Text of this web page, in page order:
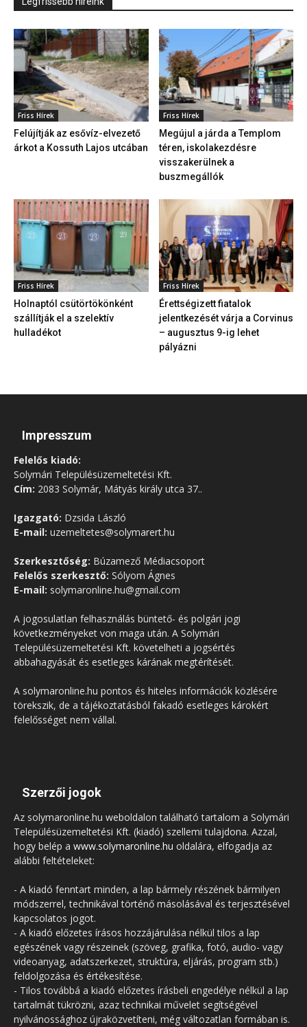
Friss Hírek
Felújítják az esővíz-elvezető
árkot a Kossuth Lajos utcában
Friss Hírek
Megújul a járda a Templom
téren, iskolakezdésre
visszakerülnek a
buszmegállók
Friss Hírek
Holnaptól csütörtökönként
szállítják el a szelektív
hulladékot
Friss Hírek
Érettségizett fiatalok
jelentkezését várja a Corvinus
– augusztus 9-ig lehet
pályázni
Impresszum
Felelős kiadó:
Solymári Településüzemeltetési Kft.
Cím: 2083 Solymár, Mátyás király utca 37..
Igazgató: Dzsida László
E-mail: uzemeltetes@solymarert.hu
Szerkesztőség: Búzamező Médiacsoport
Felelős szerkesztő: Sólyom Ágnes
E-mail: solymaronline.hu@gmail.com
A jogosulatlan felhasználás büntető- és polgári jogi
következményeket von maga után. A Solymári
Településüzemeltetési Kft. követelheti a jogsértés
abbahagyását és esetleges kárának megtérítését.
A solymaronline.hu pontos és hiteles információk közlésére
törekszik, de a tájékoztatásból fakadó esetleges károkért
felelősséget nem vállal.
Szerzői jogok
Az solymaronline.hu weboldalon található tartalom a Solymári
Településüzemeltetési Kft. (kiadó) szellemi tulajdona. Azzal,
hogy belép a www.solymaronline.hu oldalára, elfogadja az
alábbi feltételeket:
- A kiadó fenntart minden, a lap bármely részének bármilyen
módszerrel, technikával történő másolásával és terjesztésével
kapcsolatos jogot.
- A kiadó előzetes írásos hozzájárulása nélkül tilos a lap
egészének vagy részeinek (szöveg, grafika, fotó, audio- vagy
videoanyag, adatszerkezet, struktúra, eljárás, program stb.)
feldolgozása és értékesítése.
- Tilos továbbá a kiadó előzetes írásbeli engedélye nélkül a lap
tartalmát tükrözni, azaz technikai művelet segítségével
nyilvánossághoz újraközvetíteni, még változatlan formában is.